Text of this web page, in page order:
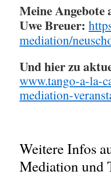
Meine Angebote
Uwe Breuer:
mediation/
Und hier zu
www.tango-a-la-
mediation-
Weitere Infos
Mediation und